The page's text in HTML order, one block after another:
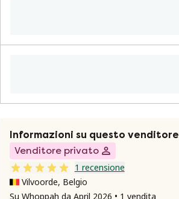
Informazioni su questo venditore
Venditore privato
1 recensione
Vilvoorde, Belgio
Su Whoppah da April 2026 • 1 vendita